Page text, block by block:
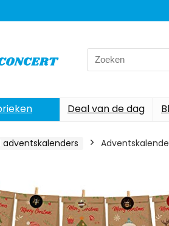
Search
for:
Deal van de dag
adventskalenders